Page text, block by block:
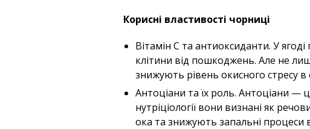
Корисні властивості чорниці
Вітамін C та антиоксиданти. У
клітини від пошкоджень. Але не
знижують рівень окисного стресу в
Антоціани та їх роль. Антоціани —
нутріціології вони визнані як
ока та знижують запальні процеси в